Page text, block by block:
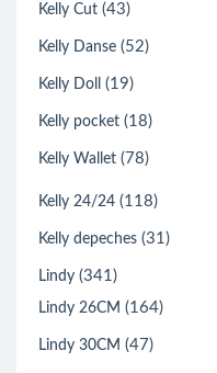
Kelly Cut (43)
Kelly Danse (52)
Kelly Doll (19)
Kelly pocket (18)
Kelly Wallet (78)
Kelly 24/24 (118)
Kelly depeches (31)
Lindy (341)
Lindy 26CM (164)
Lindy 30CM (47)